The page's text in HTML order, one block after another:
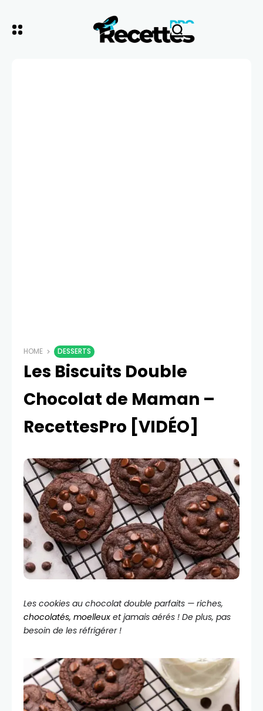
HOME DESSERTS
Les Biscuits Double
Chocolat de Maman –
RecettesPro [VIDÉO]
Les cookies au chocolat double parfaits — riches,
chocolatés, moelleux et jamais aérés ! De plus, pas
besoin de les réfrigérer !